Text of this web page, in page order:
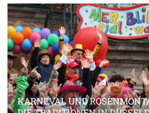
KARNEVAL UND